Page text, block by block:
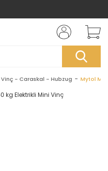
Vinç - Caraskal - Hubzug Mytol